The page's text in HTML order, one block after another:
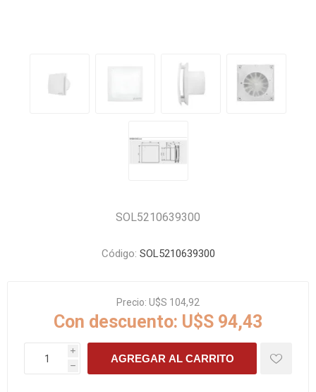
SOL5210639300
Código: SOL5210639300
Precio: U$S 104,92
Con descuento: U$S 94,43
i
h
AGREGAR AL CARRITO